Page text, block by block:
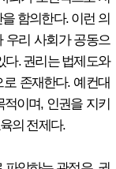
함의한다. 이런 의
우리 사회가 공동으
다. 권리는 법제도와
존재한다. 예컨대
이며, 인권을 지키
의 전제다.